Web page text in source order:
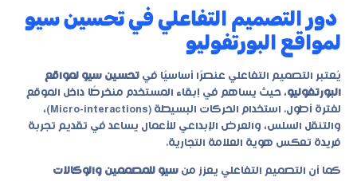
دور التصميم التفاعلي في تحسين سيو
لمواقع البورتفوليو
يُعتبر التصميم التفاعلي عنصرًا أساسيًا في تحسين سيو لمواقع
البورتفوليو، حيث يساهم في إبقاء المستخدم منخرطًا داخل الموقع
لفترة أطول. استخدام الحركات البسيطة (Micro-interactions)،
والتنقل السلس، والعرض الإبداعي للأعمال يساعد في تقديم تجربة
فريدة تعكس هوية العلامة التجارية.
كما أن التصميم التفاعلي يعزز من سيو للمصممين والوكالات